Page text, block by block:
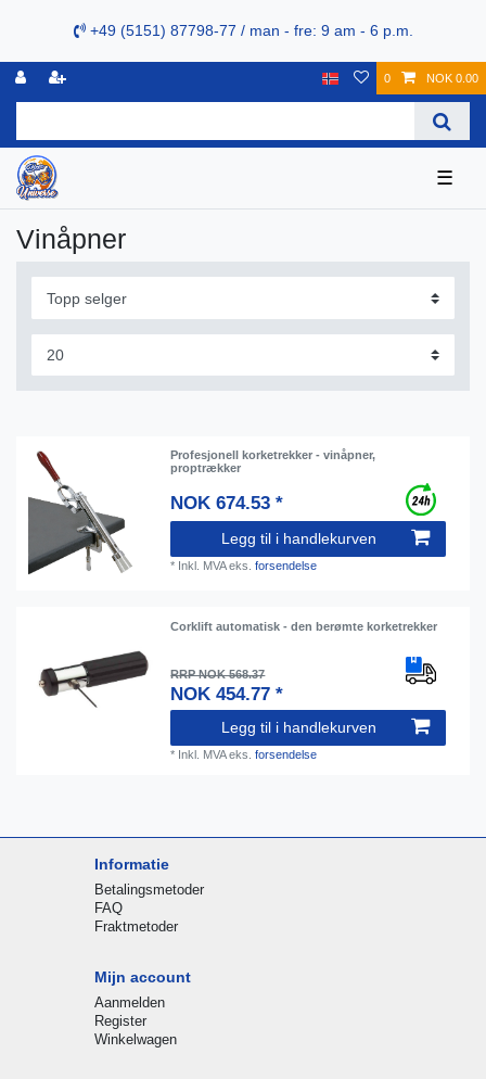
+49 (5151) 87798-77 / man - fre: 9 am - 6 p.m.
0 NOK 0.00
☰
Vinåpner
Profesjonell korketrekker - vinåpner,
proptrækker
NOK 674.53 *
Legg til i handlekurven
* Inkl. MVAeks.forsendelse
Corklift automatisk - den berømte korketrekker
RRP NOK 568.37
NOK 454.77 *
Legg til i handlekurven
* Inkl. MVAeks.forsendelse
Informatie
Betalingsmetoder
FAQ
Fraktmetoder
Mijn account
Aanmelden
Register
Winkelwagen